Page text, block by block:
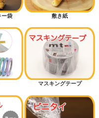
ー袋 敷き紙
マスキングテープ